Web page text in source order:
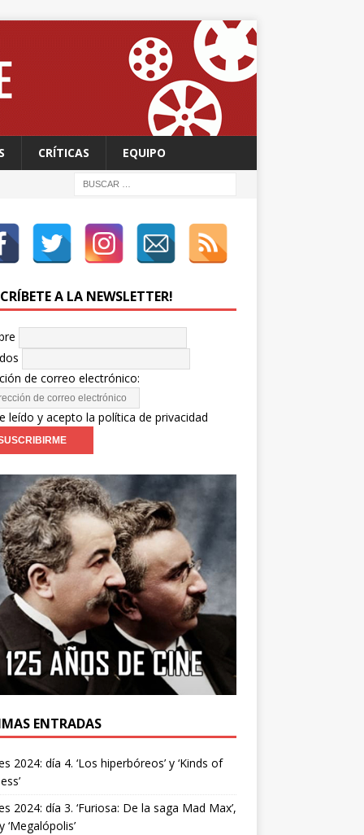
CRÍTICAS EQUIPO
A LA NEWSLETTER!
de correo electrónico:
leído y acepto la política de privacidad
ENTRADAS
2024: día 4. ‘Los hiperbóreos’ y ‘Kinds of
2024: día 3. ‘Furiosa: De la saga Mad Max’,
y ‘Megalópolis’